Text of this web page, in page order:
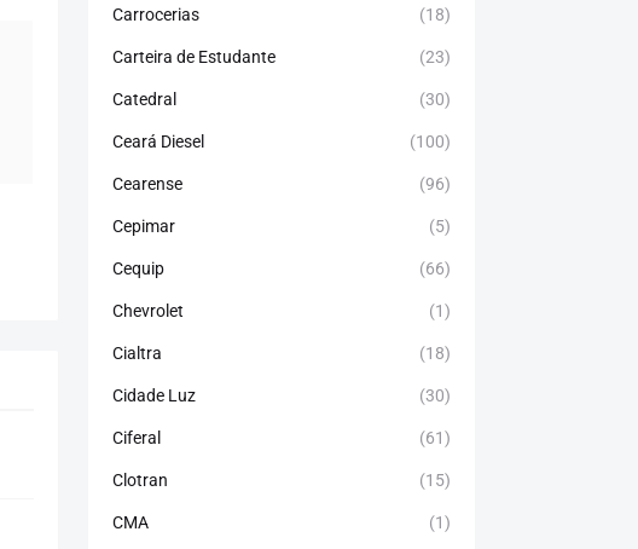
Carrocerias (18)
Carteira de Estudante (23)
Catedral (30)
Ceará Diesel (100)
Cearense (96)
Cepimar (5)
Cequip (66)
Chevrolet (1)
Cialtra (18)
Cidade Luz (30)
Ciferal (61)
Clotran (15)
CMA (1)